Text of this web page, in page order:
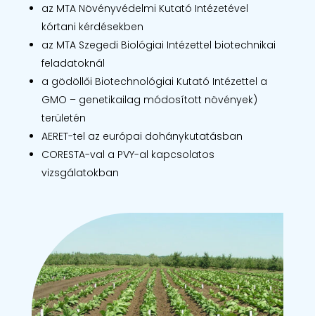
az MTA Növényvédelmi Kutató Intézetével
kórtani kérdésekben
az MTA Szegedi Biológiai Intézettel biotechnikai
feladatoknál
a gödöllői Biotechnológiai Kutató Intézettel a
GMO – genetikailag módosított növények)
területén
AERET-tel az európai dohánykutatásban
CORESTA-val a PVY-al kapcsolatos
vizsgálatokban